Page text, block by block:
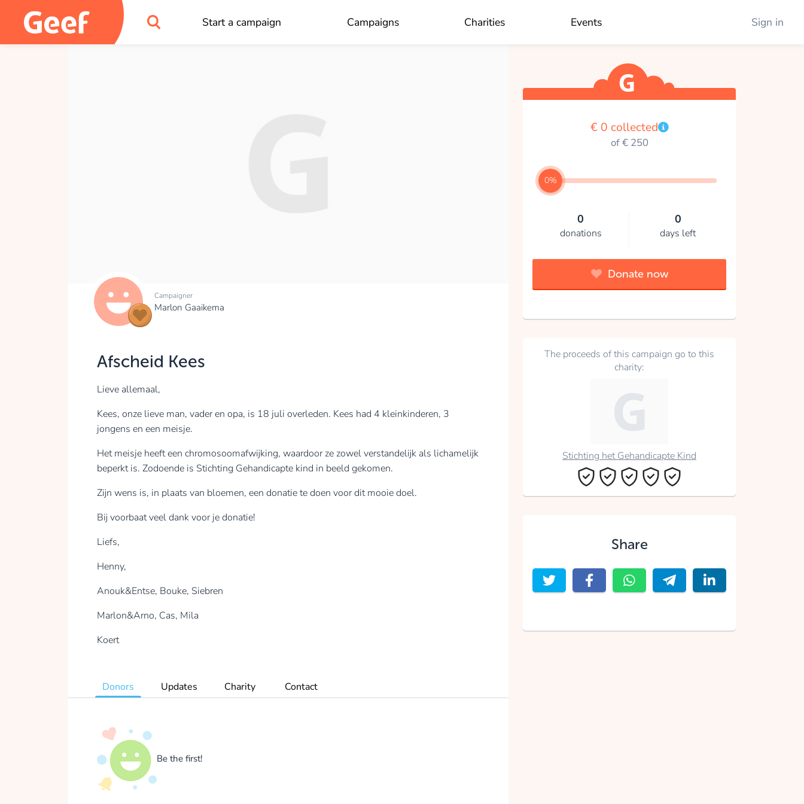
Start a campaign Campaigns Charities Events Sign in
Campaigner
Marlon Gaaikema
Afscheid Kees
Lieve allemaal,
Kees, onze lieve man, vader en opa, is 18 juli overleden. Kees had 4 kleinkinderen, 3
jongens en een meisje.
Het meisje heeft een chromosoomafwijking, waardoor ze zowel verstandelijk als lichamelijk
beperkt is. Zodoende is Stichting Gehandicapte kind in beeld gekomen.
Zijn wens is, in plaats van bloemen, een donatie te doen voor dit mooie doel.
Bij voorbaat veel dank voor je donatie!
Liefs,
Henny,
Anouk&Entse, Bouke, Siebren
Marlon&Arno, Cas, Mila
Koert
Donors Updates Charity Contact
Be the first!
€ 0 collected
of € 250
0%
0
donations
0
days left
Donate now
The proceeds of this campaign go to this
charity:
Stichting het Gehandicapte Kind
Share